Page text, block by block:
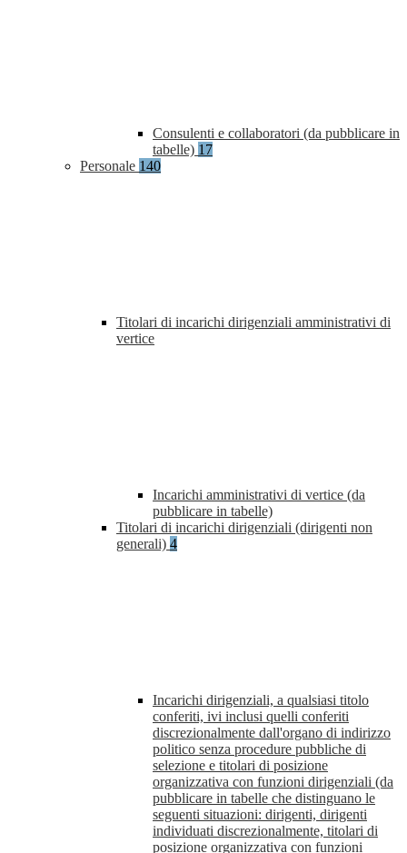
Consulenti e collaboratori (da pubblicare in
tabelle) 17
Personale 140
Titolari di incarichi dirigenziali amministrativi di
vertice
Incarichi amministrativi di vertice (da
pubblicare in tabelle)
Titolari di incarichi dirigenziali (dirigenti non
generali) 4
Incarichi dirigenziali, a qualsiasi titolo
conferiti, ivi inclusi quelli conferiti
discrezionalmente dall'organo di indirizzo
politico senza procedure pubbliche di
selezione e titolari di posizione
organizzativa con funzioni dirigenziali (da
pubblicare in tabelle che distinguano le
seguenti situazioni: dirigenti, dirigenti
individuati discrezionalmente, titolari di
posizione organizzativa con funzioni